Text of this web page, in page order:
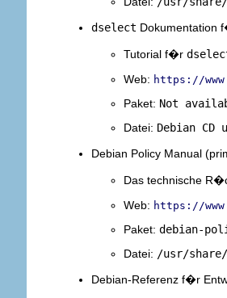
dselect
Tutorial f�r
Web: https://
Paket: Not
Datei: Debian CD
Debian Policy Manual
Das technische
Web: https://
Paket: debian-
Datei: /usr/
Debian-Referenz f�r